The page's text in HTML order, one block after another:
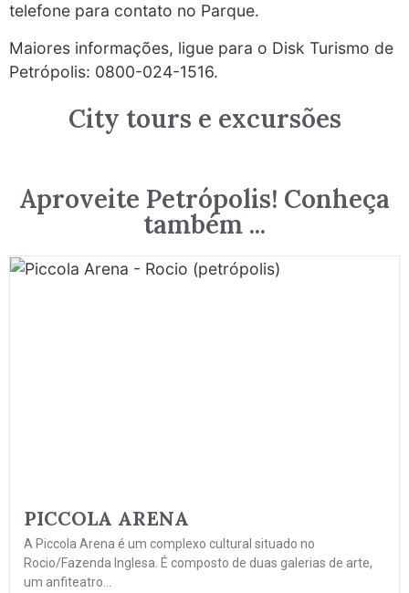
telefone para contato no Parque.
Maiores informações, ligue para o Disk Turismo de
Petrópolis: 0800-024-1516.
City tours e excursões
Aproveite Petrópolis! Conheça
também ...
PICCOLA ARENA
A Piccola Arena é um complexo cultural situado no
Rocio/Fazenda Inglesa. É composto de duas galerias de arte,
um anfiteatro...